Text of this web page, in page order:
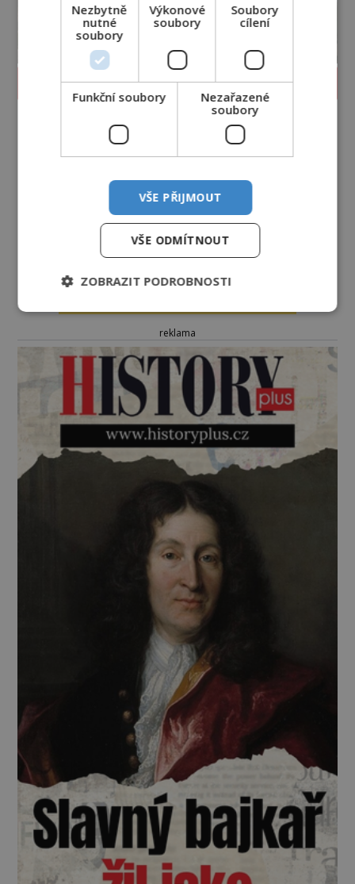
PROLISTOVAT ČASOPIS
reklama
Nezbytně
nutné
soubory
Výkonové
soubory
Soubory
cílení
Funkční soubory
Nezařazené
soubory
VŠE PŘIJMOUT
VŠE ODMÍTNOUT
ZOBRAZIT PODROBNOSTI